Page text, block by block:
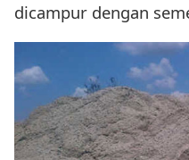
dicampur dengan